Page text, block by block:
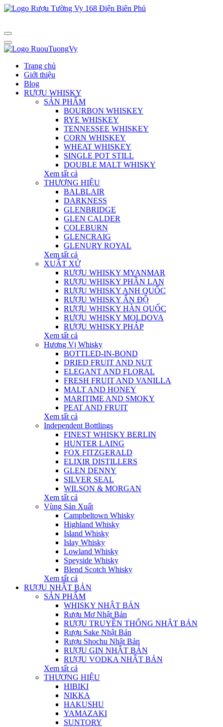
Trang chủ
Giới thiệu
Blog
RƯỢU WHISKY
SẢN PHẨM
BOURBON WHISKEY
RYE WHISKEY
TENNESSEE WHISKEY
CORN WHISKEY
WHEAT WHISKEY
SINGLE POT STILL
DOUBLE MALT WHISKY
Xem tất cả
THƯƠNG HIỆU
BALBLAIR
DARKNESS
GLENBRIDGE
GLEN CALDER
COLEBURN
GLENCRAIG
GLENURY ROYAL
Xem tất cả
XUẤT XỨ
RƯỢU WHISKY MYANMAR
RƯỢU WHISKY PHẦN LAN
RƯỢU WHISKY ANH QUỐC
RƯỢU WHISKY ẤN ĐỘ
RƯỢU WHISKY HÀN QUỐC
RƯỢU WHISKY MOLDOVA
RƯỢU WHISKY PHÁP
Xem tất cả
Hương Vị Whisky
BOTTLED-IN-BOND
DRIED FRUIT AND NUT
ELEGANT AND FLORAL
FRESH FRUIT AND VANILLA
MALT AND HONEY
MARITIME AND SMOKY
PEAT AND FRUIT
Xem tất cả
Independent Bottlings
FINEST WHISKY BERLIN
HUNTER LAING
FOX FITZGERALD
ELIXIR DISTILLERS
GLEN DENNY
SILVER SEAL
WILSON & MORGAN
Xem tất cả
Vùng Sản Xuất
Campbeltown Whisky
Highland Whisky
Island Whisky
Islay Whisky
Lowland Whisky
Speyside Whisky
Blend Scotch Whisky
Xem tất cả
RƯỢU NHẬT BẢN
SẢN PHẨM
WHISKY NHẬT BẢN
Rượu Mơ Nhật Bản
RƯỢU TRUYỀN THỐNG NHẬT BẢN
Rượu Sake Nhật Bản
Rượu Shochu Nhật Bản
RƯỢU GIN NHẬT BẢN
RƯỢU VODKA NHẬT BẢN
Xem tất cả
THƯƠNG HIỆU
HIBIKI
NIKKA
HAKUSHU
YAMAZAKI
SUNTORY